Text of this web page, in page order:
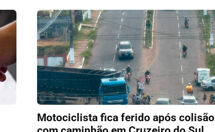
Motociclista fica ferido após colisão